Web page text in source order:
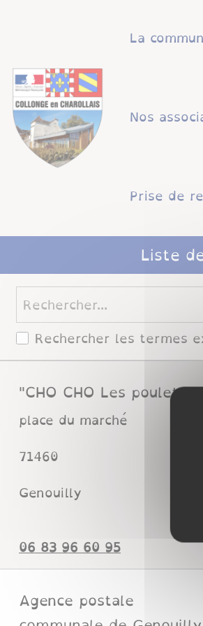
au
menu
au
contenu
principal
recherche
au
pied
de
page
La
Nos
Prise de
Liste
Rechercher les termes
"CHO CHO Les poulets"
place du marché
71460
Genouilly
59 06 69 38 60
Agence postale